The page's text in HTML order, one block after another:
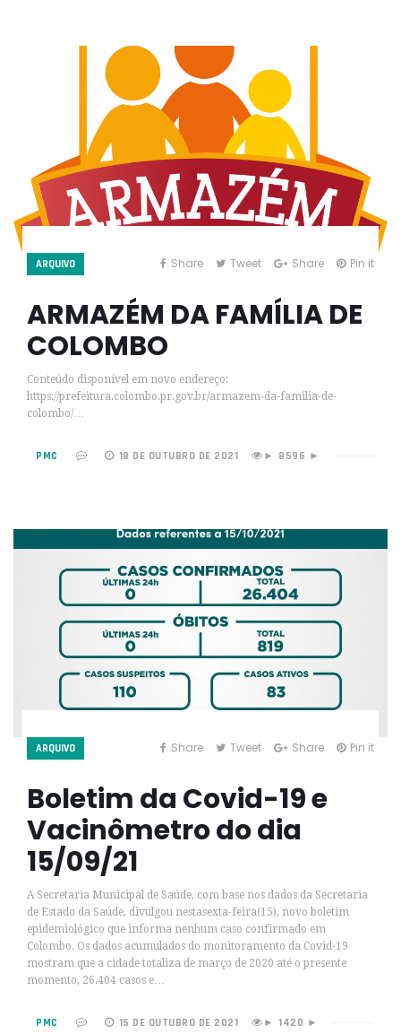
ARQUIVO Share Tweet Share Pin it
ARMAZÉM DA FAMÍLIA DE
COLOMBO
Conteúdo disponível em novo endereço:
https://prefeitura.colombo.pr.gov.br/armazem-da-familia-de-
colombo/…
PMC 18 DE OUTUBRO DE 2021 ► 8596 ►
ARQUIVO Share Tweet Share Pin it
Boletim da Covid-19 e
Vacinômetro do dia
15/09/21
A Secretaria Municipal de Saúde, com base nos dados da Secretaria
de Estado da Saúde, divulgou nestasexta-feira(15), novo boletim
epidemiológico que informa nenhum caso confirmado em
Colombo. Os dados acumulados do monitoramento da Covid-19
mostram que a cidade totaliza de março de 2020 até o presente
momento, 26.404 casos e…
PMC 15 DE OUTUBRO DE 2021 ► 1420 ►